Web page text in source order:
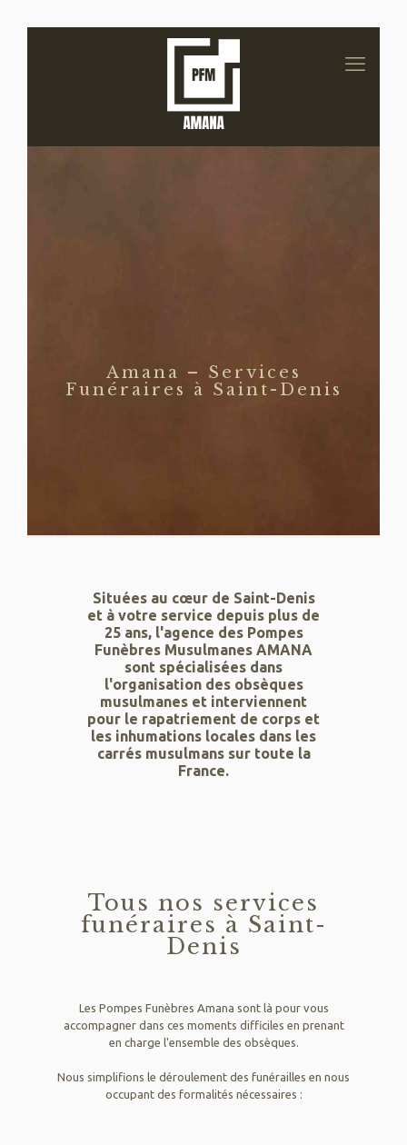
Amana – Services
Funéraires à Saint-Denis
Situées au cœur de Saint-Denis
et à votre service depuis plus de
25 ans, l'agence des Pompes
Funèbres Musulmanes AMANA
sont spécialisées dans
l'organisation des obsèques
musulmanes et interviennent
pour le rapatriement de corps et
les inhumations locales dans les
carrés musulmans sur toute la
France.
Tous nos services
funéraires à Saint-
Denis
Les Pompes Funèbres Amana sont là pour vous
accompagner dans ces moments difficiles en prenant
en charge l'ensemble des obsèques.
Nous simplifions le déroulement des funérailles en nous
occupant des formalités nécessaires :